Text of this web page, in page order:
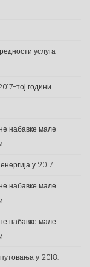
услуга
тој години
набавке мале
у 2017
набавке мале
набавке мале
у 2018.